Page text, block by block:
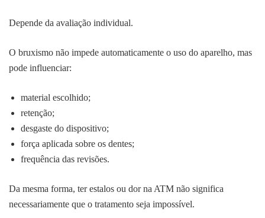
Depende da avaliação individual.
O bruxismo não impede automaticamente o uso do aparelho, mas
pode influenciar:
material escolhido;
retenção;
desgaste do dispositivo;
força aplicada sobre os dentes;
frequência das revisões.
Da mesma forma, ter estalos ou dor na ATM não significa
necessariamente que o tratamento seja impossível.